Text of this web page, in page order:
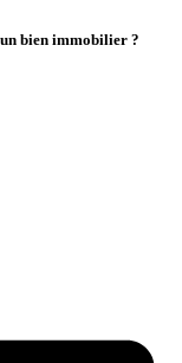
bien immobilier ?